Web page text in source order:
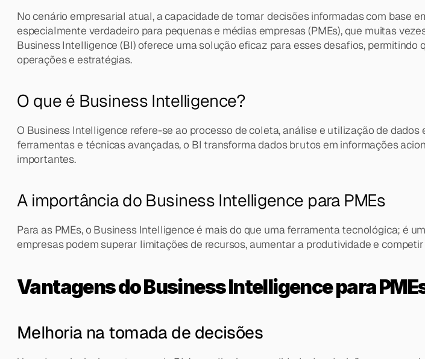
No cenário empresarial atual, a capacidade de tomar decisões informadas com base
especialmente verdadeiro para pequenas e médias empresas (PMEs), que muitas
Business Intelligence (BI) oferece uma solução eficaz para esses desafios,
operações e estratégias.
O que é Business Intelligence?
O Business Intelligence refere-se ao processo de coleta, análise e utilização de
ferramentas e técnicas avançadas, o BI transforma dados brutos em informações
importantes.
A importância do Business Intelligence para PMEs
Para as PMEs, o Business Intelligence é mais do que uma ferramenta tecnológica; é
empresas podem superar limitações de recursos, aumentar a produtividade e
Vantagens do Business Intelligence para
Melhoria na tomada de decisões